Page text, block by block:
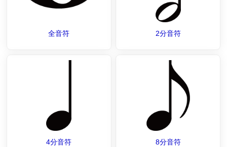
全音符 2分音符
4分音符 8分音符